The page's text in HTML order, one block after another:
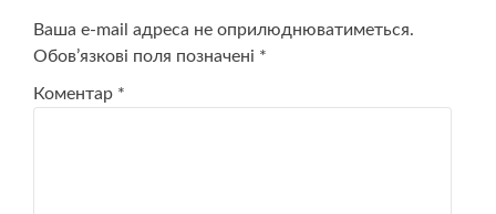
Ваша e-mail адреса не оприлюднюватиметься.
Обов’язкові поля позначені *
Коментар *